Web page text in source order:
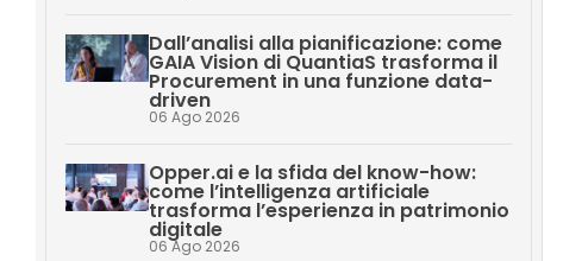
Dall’analisi alla pianificazione: come
GAIA Vision di QuantiaS trasforma il
Procurement in una funzione data-
driven
06 Ago 2026
Opper.ai e la sfida del know-how:
come l’intelligenza artificiale
trasforma l’esperienza in patrimonio
digitale
06 Ago 2026